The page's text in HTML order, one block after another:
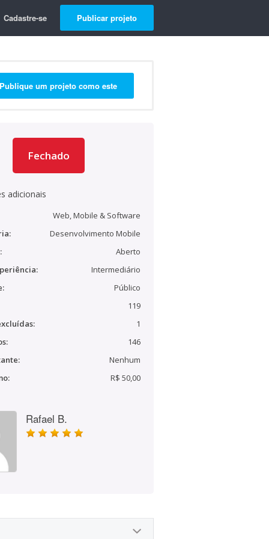
Cadastre-se Publicar projeto
Publique um projeto como este
Fechado
adicionais
Web, Mobile & Software
Desenvolvimento Mobile
Aberto
Intermediário
Público
119
1
146
Nenhum
R$ 50,00
Rafael B.